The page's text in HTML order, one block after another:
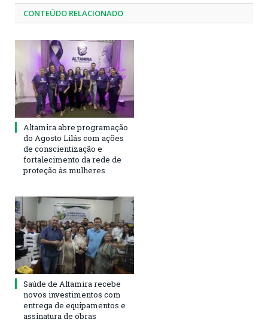
CONTEÚDO RELACIONADO
Altamira abre programação
do Agosto Lilás com ações
de conscientização e
fortalecimento da rede de
proteção às mulheres
Saúde de Altamira recebe
novos investimentos com
entrega de equipamentos e
assinatura de obras